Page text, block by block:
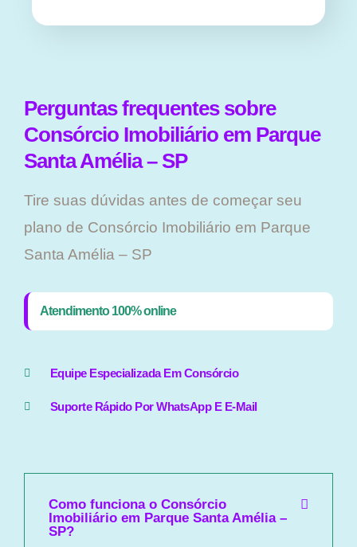
Perguntas frequentes sobre
Consórcio Imobiliário em Parque
Santa Amélia – SP
Tire suas dúvidas antes de começar seu
plano ​de Consórcio Imobiliário em Parque
Santa Amélia – SP
Atendimento 100% online
Equipe Especializada Em Consórcio
Suporte Rápido Por WhatsApp E E-Mail
Como funciona o Consórcio
Imobiliário em Parque Santa Amélia –
SP?